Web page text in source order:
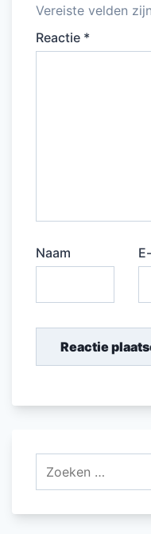
Vereiste velden
Reactie *
Naam